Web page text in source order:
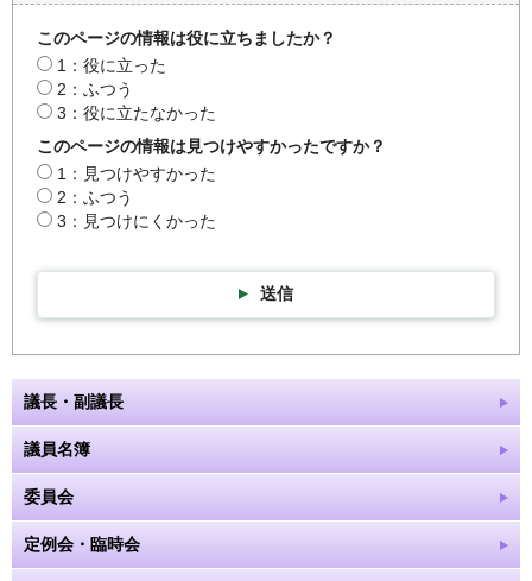
このページの情報は役に立ちましたか？
1：役に立った
2：ふつう
3：役に立たなかった
このページの情報は見つけやすかったですか？
1：見つけやすかった
2：ふつう
3：見つけにくかった
送信
議長・副議長
議員名簿
委員会
定例会・臨時会